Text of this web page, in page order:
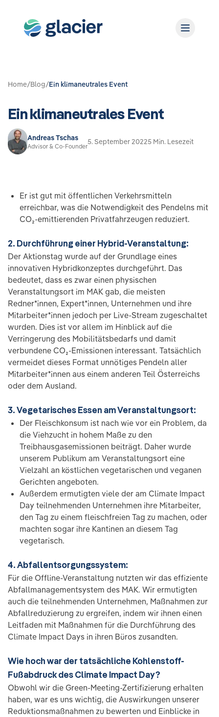
Home/Blog/Ein klimaneutrales Event
Ein klimaneutrales Event
Andreas Tschas
Advisor & Co-Founder
5. September 20225 Min. Lesezeit
Er ist gut mit öffentlichen Verkehrsmitteln
erreichbar, was die Notwendigkeit des Pendelns mit
CO₂-emittierenden Privatfahrzeugen reduziert.
2. Durchführung einer Hybrid-Veranstaltung:
Der Aktionstag wurde auf der Grundlage eines
innovativen Hybridkonzeptes durchgeführt. Das
bedeutet, dass es zwar einen physischen
Veranstaltungsort im MAK gab, die meisten
Redner*innen, Expert*innen, Unternehmen und ihre
Mitarbeiter*innen jedoch per Live-Stream zugeschaltet
wurden. Dies ist vor allem im Hinblick auf die
Verringerung des Mobilitätsbedarfs und damit
verbundene CO₂-Emissionen interessant. Tatsächlich
vermeidet dieses Format unnötiges Pendeln aller
Mitarbeiter*innen aus einem anderen Teil Österreichs
oder dem Ausland.
3. Vegetarisches Essen am Veranstaltungsort:
Der Fleischkonsum ist nach wie vor ein Problem, da
die Viehzucht in hohem Maße zu den
Treibhausgasemissionen beiträgt. Daher wurde
unserem Publikum am Veranstaltungsort eine
Vielzahl an köstlichen vegetarischen und veganen
Gerichten angeboten.
Außerdem ermutigten viele der am Climate Impact
Day teilnehmenden Unternehmen ihre Mitarbeiter,
den Tag zu einem fleischfreien Tag zu machen, oder
machten sogar ihre Kantinen an diesem Tag
vegetarisch.
4. Abfallentsorgungssystem:
Für die Offline-Veranstaltung nutzten wir das effiziente
Abfallmanagementsystem des MAK. Wir ermutigten
auch die teilnehmenden Unternehmen, Maßnahmen zur
Abfallreduzierung zu ergreifen, indem wir ihnen einen
Leitfaden mit Maßnahmen für die Durchführung des
Climate Impact Days in ihren Büros zusandten.
Wie hoch war der tatsächliche Kohlenstoff-
Fußabdruck des Climate Impact Day?
Obwohl wir die Green-Meeting-Zertifizierung erhalten
haben, war es uns wichtig, die Auswirkungen unserer
Reduktionsmaßnahmen zu bewerten und Einblicke in